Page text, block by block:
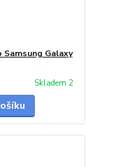
Galaxy
Skladem 2